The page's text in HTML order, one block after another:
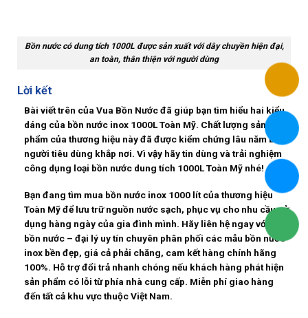
Bồn nước có dung tích 1000L được sản xuất với dây chuyền hiện đại,
an toàn, thân thiện với người dùng
Lời kết
Bài viết trên của Vua Bồn Nước đã giúp bạn tìm hiểu hai kiểu
dáng của bồn nước inox 1000L Toàn Mỹ. Chất lượng sản
phẩm của thương hiệu này đã được kiểm chứng lâu năm bởi
người tiêu dùng khắp nơi. Vì vậy hãy tin dùng và trải nghiệm
công dụng loại bồn nước dung tích 1000L Toàn Mỹ nhé!
Bạn đang tìm mua bồn nước inox 1000 lít của thương hiệu
Toàn Mỹ để lưu trữ nguồn nước sạch, phục vụ cho nhu cầu sử
dụng hàng ngày của gia đình mình. Hãy liên hệ ngay với Vua
bồn nước – đại lý uy tín chuyên phân phối các mẫu bồn nước
inox bền đẹp, giá cả phải chăng, cam kết hàng chính hãng
100%. Hỗ trợ đổi trả nhanh chóng nếu khách hàng phát hiện
sản phẩm có lỗi từ phía nhà cung cấp. Miễn phí giao hàng
đến tất cả khu vực thuộc Việt Nam.